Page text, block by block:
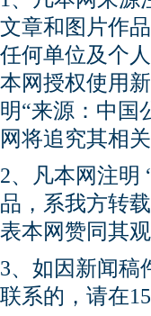
文章和图片作
任何单位及个
本网授权使用
明“来源：中国
网将追究其相
2、凡本网注明
品，系我方转
表本网赞同其
3、如因新闻稿
联系的，请在